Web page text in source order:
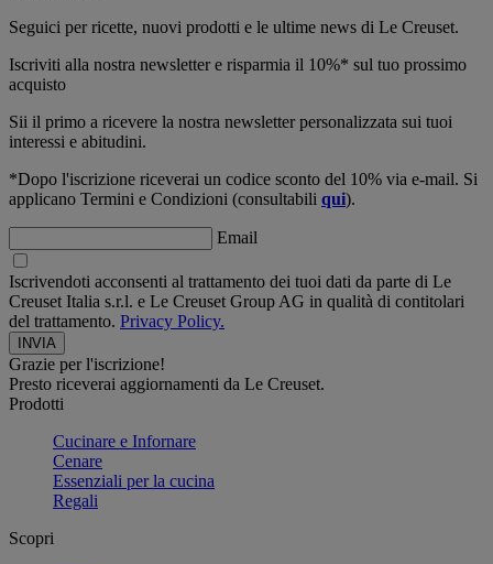
Seguici per ricette, nuovi prodotti e le ultime news di Le Creuset.
Iscriviti alla nostra newsletter e risparmia il 10%* sul tuo prossimo
acquisto
Sii il primo a ricevere la nostra newsletter personalizzata sui tuoi
interessi e abitudini.
*Dopo l'iscrizione riceverai un codice sconto del 10% via e-mail. Si
applicano Termini e Condizioni (consultabili qui).
Email
Iscrivendoti acconsenti al trattamento dei tuoi dati da parte di Le
Creuset Italia s.r.l. e Le Creuset Group AG in qualità di contitolari
del trattamento. Privacy Policy.
Grazie per l'iscrizione!
Presto riceverai aggiornamenti da Le Creuset.
Prodotti
Cucinare e Infornare
Cenare
Essenziali per la cucina
Regali
Scopri